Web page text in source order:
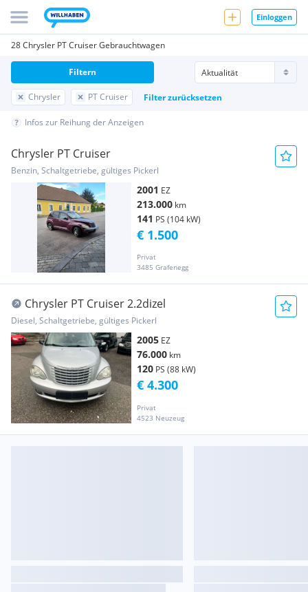
Einloggen
28 Chrysler PT Cruiser Gebrauchtwagen
Chrysler PT Cruiser Filter zurücksetzen
Filtern
Infos zur Reihung der Anzeigen
Chrysler PT Cruiser
Benzin, Schaltgetriebe, gültiges Pickerl
2001 EZ
213.000 km
141 PS (104 kW)
Privat
3485 Grafenegg
€ 1.500
Chrysler PT Cruiser 2.2dizel
Diesel, Schaltgetriebe, gültiges Pickerl
2005 EZ
76.000 km
120 PS (88 kW)
Privat
4523 Neuzeug
€ 4.300